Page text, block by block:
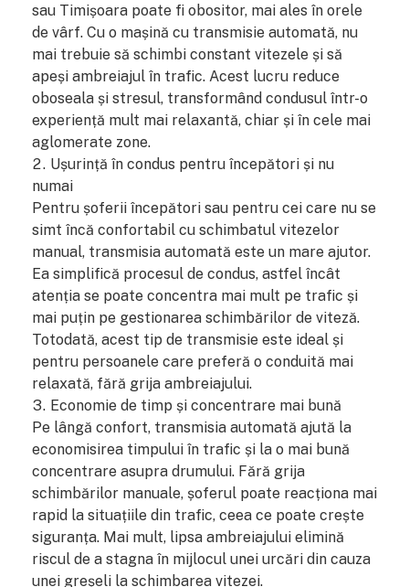
sau Timișoara poate fi obositor, mai ales în orele
de vârf. Cu o mașină cu transmisie automată, nu
mai trebuie să schimbi constant vitezele și să
apeși ambreiajul în trafic. Acest lucru reduce
oboseala și stresul, transformând condusul într-o
experiență mult mai relaxantă, chiar și în cele mai
aglomerate zone.
Ușurință în condus pentru începători și nu
numai
Pentru șoferii începători sau pentru cei care nu se
simt încă confortabil cu schimbatul vitezelor
manual, transmisia automată este un mare ajutor.
Ea simplifică procesul de condus, astfel încât
atenția se poate concentra mai mult pe trafic și
mai puțin pe gestionarea schimbărilor de viteză.
Totodată, acest tip de transmisie este ideal și
pentru persoanele care preferă o conduită mai
relaxată, fără grija ambreiajului.
Economie de timp și concentrare mai bună
Pe lângă confort, transmisia automată ajută la
economisirea timpului în trafic și la o mai bună
concentrare asupra drumului. Fără grija
schimbărilor manuale, șoferul poate reacționa mai
rapid la situațiile din trafic, ceea ce poate crește
siguranța. Mai mult, lipsa ambreiajului elimină
riscul de a stagna în mijlocul unei urcări din cauza
unei greșeli la schimbarea vitezei.